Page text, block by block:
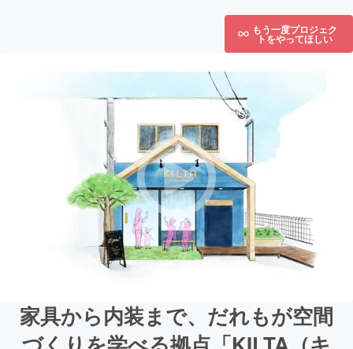
もう一度プロジェク
トをやってほしい
家具から内装まで、だれもが空間